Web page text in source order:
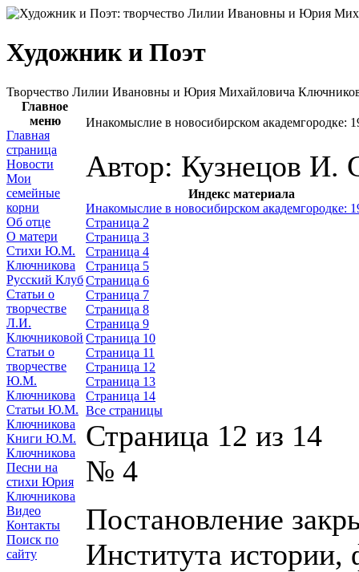
Художник и Поэт
Творчество Лилии Ивановны и Юрия Михайловича
Главное
меню
Главная
страница
Новости
Мои
семейные
корни
Об отце
О матери
Стихи Ю.М.
Ключникова
Русский Клуб
Статьи о
творчестве
Л.И.
Ключниковой
Статьи о
творчестве
Ю.М.
Ключникова
Статьи Ю.М.
Ключникова
Книги Ю.М.
Ключникова
Песни на
стихи Юрия
Ключникова
Видео
Контакты
Поиск по
сайту
Инакомыслие в новосибирском академгородке:
Автор: Кузнецов И.
Индекс материала
Инакомыслие в новосибирском академгородке:
Страница 2
Страница 3
Страница 4
Страница 5
Страница 6
Страница 7
Страница 8
Страница 9
Страница 10
Страница 11
Страница 12
Страница 13
Страница 14
Все страницы
Страница 12 из 14
№ 4
Постановление
Института